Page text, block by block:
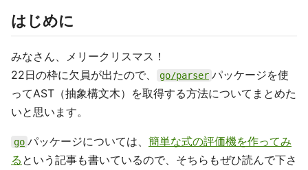
はじめに
みなさん、メリークリスマス！
22日の枠に欠員が出たので、
go/parser パッケージを使
ってAST（抽象構文木）を取得する方法についてまとめた
いと思います。
go パッケージについては、 簡単な式の評価機を作ってみ
る という記事も書いているので、そちらもぜひ読んで下さ